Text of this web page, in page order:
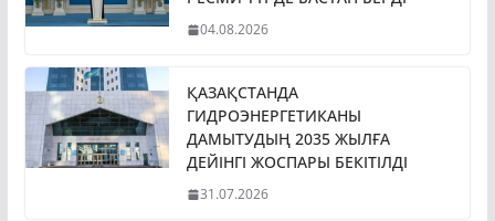
04.08.2026
ҚАЗАҚСТАНДА
ГИДРОЭНЕРГЕТИКАНЫ
ДАМЫТУДЫҢ 2035 ЖЫЛҒА
ДЕЙІНГІ ЖОСПАРЫ БЕКІТІЛДІ
31.07.2026